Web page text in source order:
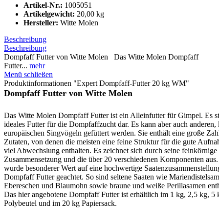
Artikel-Nr.: 1005051
Artikelgewicht: 20,00 kg
Hersteller: Witte Molen
Beschreibung
Beschreibung
Dompfaff Futter von Witte Molen Das Witte Molen Dompfaff
Futter... mehr
Menü schließen
Produktinformationen "Expert Dompfaff-Futter 20 kg WM"
Dompfaff Futter von Witte Molen
Das Witte Molen Dompfaff Futter ist ein Alleinfutter für Gimpel. Es
ideales Futter für die Dompfaffzucht dar. Es kann aber auch anderen,
europäischen Singvögeln gefüttert werden. Sie enthält eine große
Zutaten, von denen die meisten eine feine Struktur für die gute
viel Abwechslung enthalten. Es zeichnet sich durch seine feinkörnige
Zusammensetzung und die über 20 verschiedenen Komponenten
wurde besonderer Wert auf eine hochwertige
Dompfaff Futter geachtet. So sind seltene Saaten wie
Ebereschen und Blaumohn sowie braune und weiße Perillasamen
Das hier angebotene Dompfaff Futter ist erhältlich im 1 kg, 2,5 kg, 5
Polybeutel und im 20 kg Papiersack.